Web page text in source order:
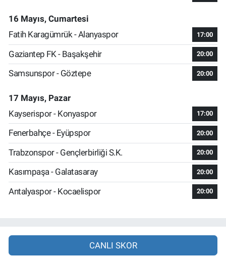
16 Mayıs, Cumartesi
Fatih Karagümrük - Alanyaspor
17:00
Gaziantep FK - Başakşehir 20:00
Samsunspor - Göztepe 20:00
17 Mayıs, Pazar
Kayserispor - Konyaspor
17:00
Fenerbahçe - Eyüpspor 20:00
Trabzonspor - Gençlerbirliği S.K. 20:00
Kasımpaşa - Galatasaray 20:00
Antalyaspor - Kocaelispor 20:00
CANLI SKOR